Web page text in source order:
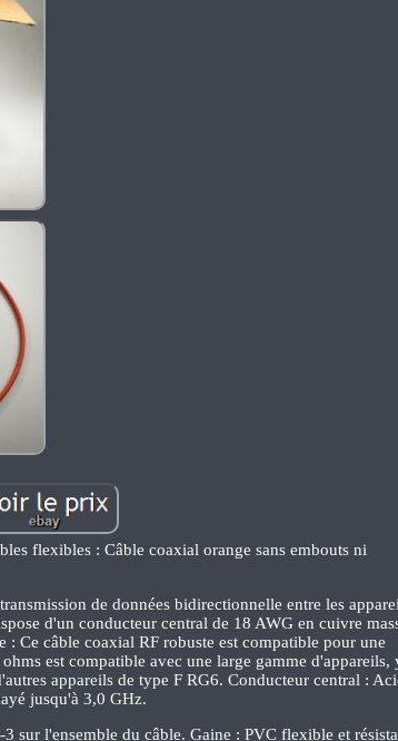
flexibles : Câble coaxial orange sans embouts ni
de données bidirectionnelle entre les
d'un conducteur central de 18 AWG en cuivre
Ce câble coaxial RF robuste est compatible pour une
est compatible avec une large gamme d'appareils,
appareils de type F RG6. Conducteur central :
jusqu'à 3,0 GHz.
sur l'ensemble du câble. Gaine : PVC flexible et